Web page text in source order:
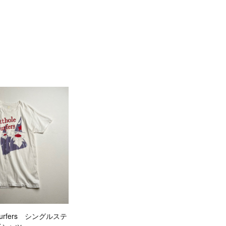
シングルステ